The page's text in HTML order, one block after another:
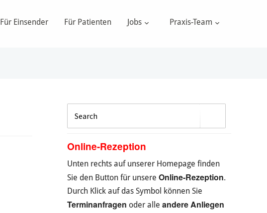
Für Einsender Für Patienten Jobs Praxis-Team
Online-Rezeption
Unten rechts auf unserer Homepage finden
Sie den Button für unsere Online-Rezeption.
Durch Klick auf das Symbol können Sie
Terminanfragen oder alle andere Anliegen